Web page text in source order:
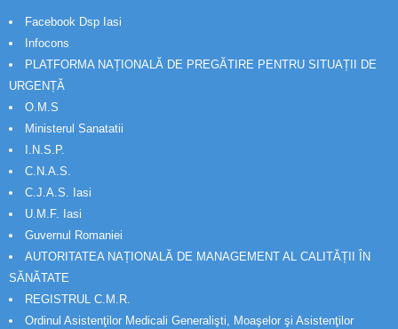
Facebook Dsp Iasi
Infocons
PLATFORMA NAȚIONALĂ DE PREGĂTIRE PENTRU SITUAȚII DE
URGENȚĂ
O.M.S
Ministerul Sanatatii
I.N.S.P.
C.N.A.S.
C.J.A.S. Iasi
U.M.F. Iasi
Guvernul Romaniei
AUTORITATEA NAȚIONALĂ DE MANAGEMENT AL CALITĂȚII ÎN
SĂNĂTATE
REGISTRUL C.M.R.
Ordinul Asistenţilor Medicali Generalişti, Moaşelor şi Asistenţilor